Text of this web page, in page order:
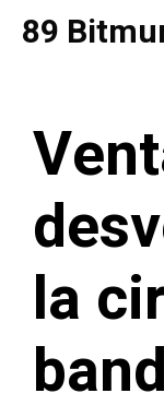
Saltar
89
la